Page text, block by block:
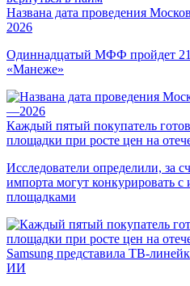
Названа дата проведения
2026
Одиннадцатый МФФ пройдет 21
«Манеже»
Каждый пятый покупатель
площадки при росте цен на
Исследователи определили, за
импорта могут конкурировать
площадками
Samsung представила ТВ-
ИИ